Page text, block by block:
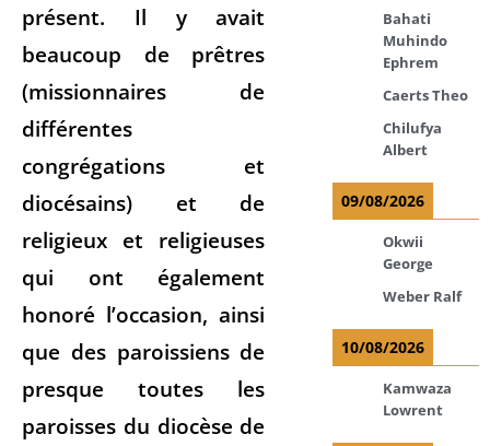
présent. Il y avait
beaucoup de prêtres
(missionnaires de
différentes
congrégations et
diocésains) et de
religieux et religieuses
qui ont également
honoré l’occasion, ainsi
que des paroissiens de
presque toutes les
paroisses du diocèse de
Bahati
Muhindo
Ephrem
Caerts Theo
Chilufya
Albert
09/08/2026
Okwii
George
Weber Ralf
10/08/2026
Kamwaza
Lowrent